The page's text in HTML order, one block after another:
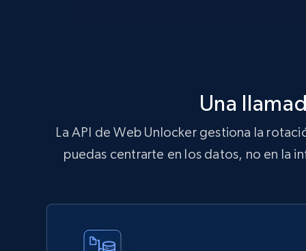
Una
La API de Web Unlocker gestiona la
puedas centrarte en los datos, no en la